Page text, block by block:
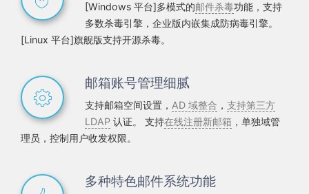
[Windows 平台]多模式的邮件杀毒功能，支持
多数杀毒引擎，企业版内嵌集成防病毒引擎。
[Linux 平台]旗舰版支持开源杀毒。
邮箱账号管理细腻
支持邮箱空间设置， AD 域整合 ， 支持第三方
LDAP认证。 支持在线注册新邮箱 ，单独域管
理员，控制用户收发权限。
多种特色邮件系统功能